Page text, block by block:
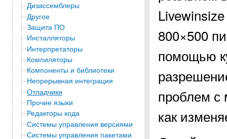
Дизассемблеры
Другое
Защита ПО
Инсталляторы
Интерпретаторы
Компиляторы
Компоненты и библиотеки
Непрерывная интеграция
Отладчики
Прочие языки
Редакторы кода
Системы управления версиями
Системы управления пакетами
800×500
помощью
проблем с
как